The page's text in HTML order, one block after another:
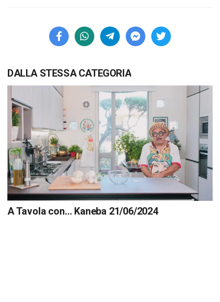
DALLA STESSA CATEGORIA
A Tavola con… Kaneba 21/06/2024